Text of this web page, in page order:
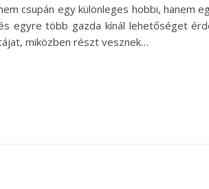
csupán egy különleges hobbi, hanem
egyre több gazda kínál lehetőséget
miközben részt vesznek…